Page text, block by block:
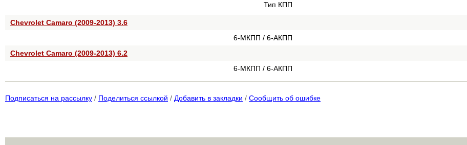
Тип КПП
Chevrolet Camaro (2009-2013) 3.6
6-МКПП / 6-АКПП
Chevrolet Camaro (2009-2013) 6.2
6-МКПП / 6-АКПП
Подписаться на рассылку / Поделиться ссылкой / Добавить в закладки / Сообщить об ошибке